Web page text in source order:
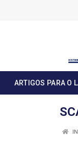
ARTIGOS PARA O